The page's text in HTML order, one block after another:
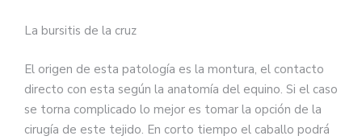
La bursitis de la cruz
El origen de esta patología es la montura, el contacto
directo con esta según la anatomía del equino. Si el caso
se torna complicado lo mejor es tomar la opción de la
cirugía de este tejido. En corto tiempo el caballo podrá